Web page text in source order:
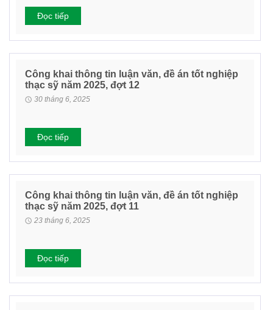
Đọc tiếp
Công khai thông tin luận văn, đề án tốt nghiệp
thạc sỹ năm 2025, đợt 12
30 tháng 6, 2025
Đọc tiếp
Công khai thông tin luận văn, đề án tốt nghiệp
thạc sỹ năm 2025, đợt 11
23 tháng 6, 2025
Đọc tiếp